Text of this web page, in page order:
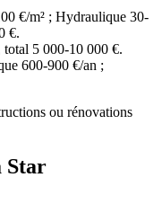
€/m² ; Hydraulique 30-
€.
total 5 000-10 000 €.
600-900 €/an ;
ou rénovations
Star